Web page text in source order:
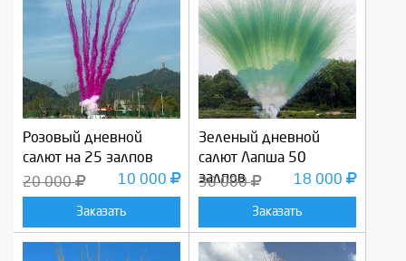
Розовый дневной
салют на 25 залпов
20 000
10 000
Заказать
Зеленый дневной
салют Лапша 50
залпов
30 000 18 000
Заказать